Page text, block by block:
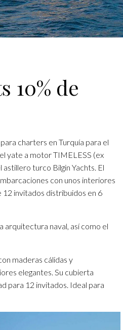
10% de
charters en Turquía para el
yate a motor TIMELESS (ex
turco Bilgin Yachts. El
con unos interiores
12 invitados distribuidos en 6
arquitectura naval, así como el
maderas cálidas y
elegantes. Su cubierta
para 12 invitados. Ideal para